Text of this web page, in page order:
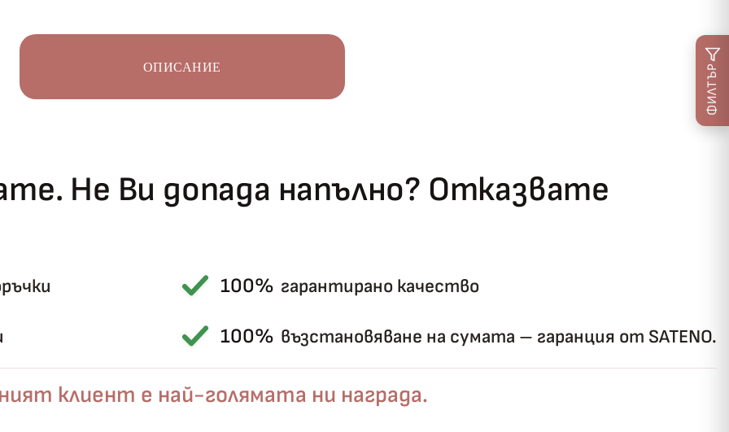
ОПИСАНИЕ
Не Ви допада напълно? Отказвате
100% гарантирано качество
100% възстановяване на сумата – гаранция от SATENO.
клиент е най-голямата ни награда.
ФИЛТЪР
Късметът избра Вас!